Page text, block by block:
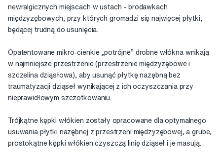
newralgicznych miejscach w ustach - brodawkach
międzyzębowych, przy których gromadzi się najwięcej płytki,
będącej trudną do usunięcia.
Opatentowane mikro-cienkie „potrójne” drobne włókna wnikają
w najmniejsze przestrzenie (przestrzenie międzyzębowe i
szczelina dziąsłowa), aby usunąć płytkę nazębną bez
traumatyzacji dziąseł wynikającej z ich oczyszczania przy
nieprawidłowym szczotkowaniu.
Trójkątne kępki włókien zostały opracowane dla optymalnego
usuwania płytki nazębnej z przestrzeni międzyzębowej, a grube,
prostokątne kępki włókien czyszczą linię dziąseł i je masują.